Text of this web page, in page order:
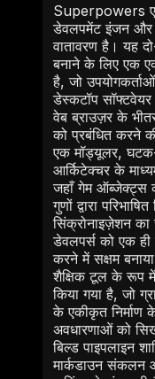
Superpowers
डेवलपमेंट इंजन और
वातावरण है। यह
बनाने के लिए एक
है, जो
डेस्कटॉप
वेब ब्राउज़र के
को प्रबंधित करने
एक मॉड्यूलर, घटक-
आर्किटेक्चर के
जहाँ गेम ऑब्जेक्ट्स
गुणों द्वारा
सिंक्रोनाइज़ेशन
डेवलपर्स को एक
करने में सक्षम
शैक्षिक टूल के रूप में
किया गया है, जो
के एकीकृत निर्माण
अवधारणाओं को
बिल्ड पाइपलाइन
मार्कडाउन संकलन